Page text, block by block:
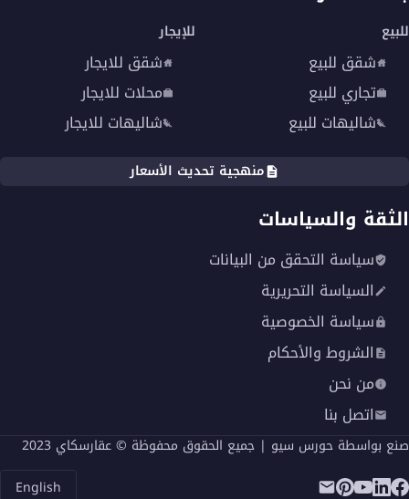
للبيع
شقق للبيع
تجاري للبيع
شاليهات للبيع
للإيجار
شقق للايجار
محلات للايجار
شاليهات للايجار
منهجية تحديث الأسعار
الثقة والسياسات
سياسة التحقق من البيانات
السياسة التحريرية
سياسة الخصوصية
الشروط والأحكام
من نحن
اتصل بنا
صنع بواسطة حورس سيو | جميع الحقوق محفوظة © عقارسكاي 2023
English